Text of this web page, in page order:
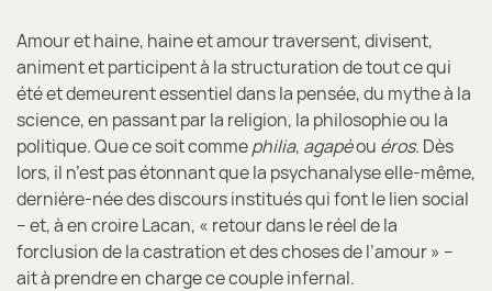
Amour et haine, haine et amour traversent, divisent,
animent et participent à la structuration de tout ce qui
été et demeurent essentiel dans la pensée, du mythe à la
science, en passant par la religion, la philosophie ou la
politique. Que ce soit commephilia, agapèou éros. Dès
lors, il n’est pas étonnant que la psychanalyse elle-même,
dernière-née des discours institués qui font le lien social
– et, à en croire Lacan, « retour dans le réel de la
forclusion de la castration et des choses de l’amour » –
ait à prendre en charge ce couple infernal.